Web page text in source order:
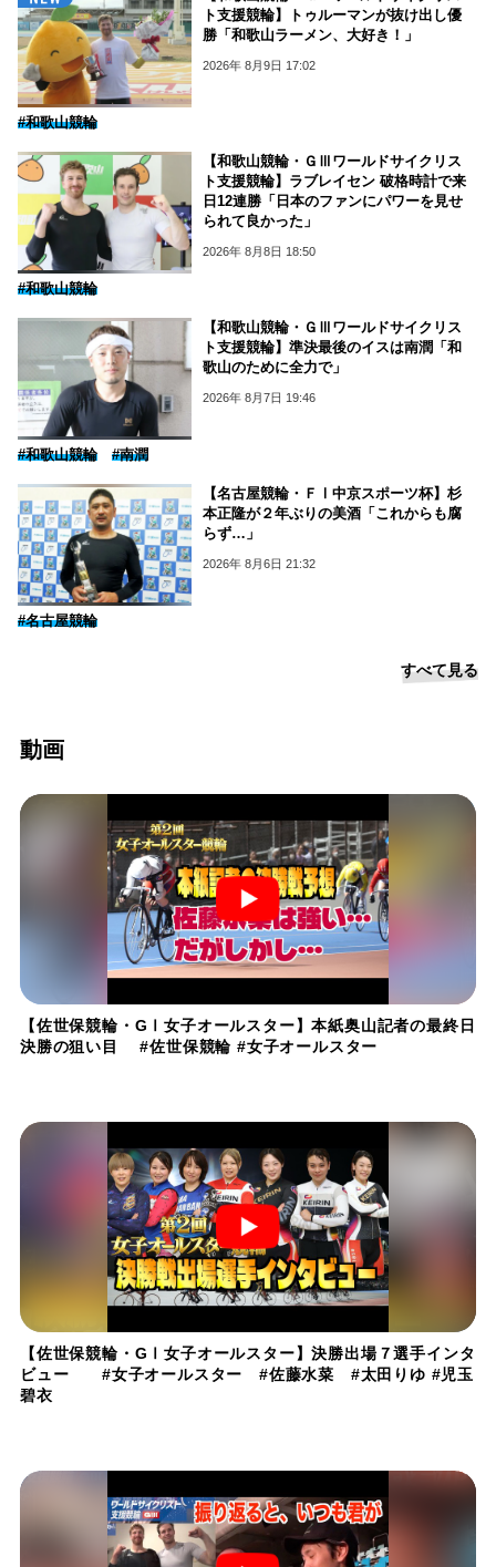
ト支援競輪】トゥルーマンが抜け出し優
勝「和歌山ラーメン、大好き！」
2026年 8月9日 17:02
#和歌山競輪
【和歌山競輪・ＧⅢワールドサイクリス
ト支援競輪】ラブレイセン 破格時計で来
日12連勝「日本のファンにパワーを見せ
られて良かった」
2026年 8月8日 18:50
#和歌山競輪
【和歌山競輪・ＧⅢワールドサイクリス
ト支援競輪】準決最後のイスは南潤「和
歌山のために全力で」
2026年 8月7日 19:46
#和歌山競輪 #南潤
【名古屋競輪・ＦⅠ中京スポーツ杯】杉
本正隆が２年ぶりの美酒「これからも腐
らず…」
2026年 8月6日 21:32
#名古屋競輪
すべて見る
動画
【佐世保競輪・GⅠ女子オールスター】本紙奥山記者の最終日
決勝の狙い目 #佐世保競輪 #女子オールスター
【佐世保競輪・GⅠ女子オールスター】決勝出場７選手インタ
ビュー #女子オールスター #佐藤水菜 #太田りゆ #児玉
碧衣